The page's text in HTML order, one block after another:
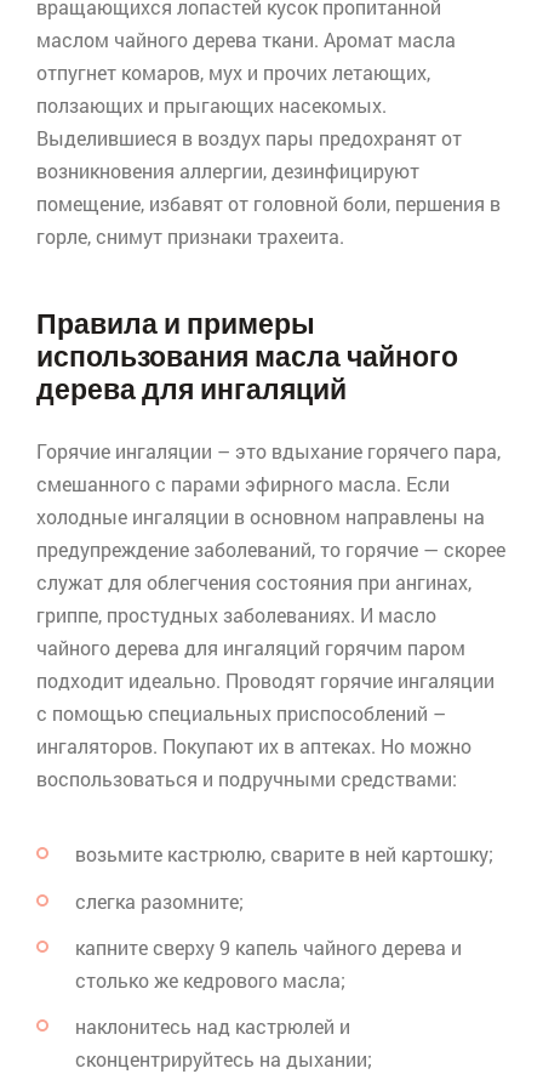
вращающихся лопастей кусок пропитанной
маслом чайного дерева ткани. Аромат масла
отпугнет комаров, мух и прочих летающих,
ползающих и прыгающих насекомых.
Выделившиеся в воздух пары предохранят от
возникновения аллергии, дезинфицируют
помещение, избавят от головной боли, першения в
горле, снимут признаки трахеита.
Правила и примеры
использования масла чайного
дерева для ингаляций
Горячие ингаляции – это вдыхание горячего пара,
смешанного с парами эфирного масла. Если
холодные ингаляции в основном направлены на
предупреждение заболеваний, то горячие — скорее
служат для облегчения состояния при ангинах,
гриппе, простудных заболеваниях. И масло
чайного дерева для ингаляций горячим паром
подходит идеально. Проводят горячие ингаляции
с помощью специальных приспособлений –
ингаляторов. Покупают их в аптеках. Но можно
воспользоваться и подручными средствами:
возьмите кастрюлю, сварите в ней картошку;
слегка разомните;
капните сверху 9 капель чайного дерева и
столько же кедрового масла;
наклонитесь над кастрюлей и
сконцентрируйтесь на дыхании;